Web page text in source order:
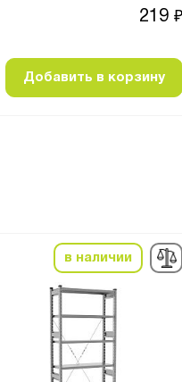
219 ₽
Добавить в корзину
в наличии